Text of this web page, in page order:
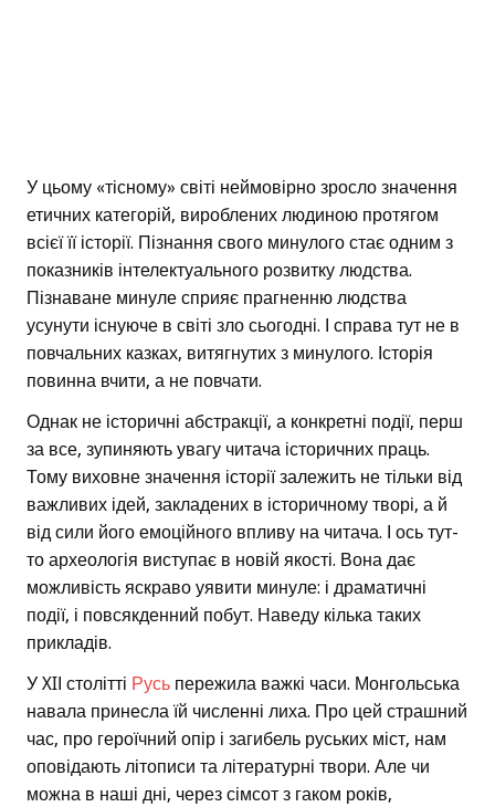
У цьому «тісному» світі неймовірно зросло значення
етичних категорій, вироблених людиною протягом
всієї її історії. Пізнання свого минулого стає одним з
показників інтелектуального розвитку людства.
Пізнаване минуле сприяє прагненню людства
усунути існуюче в світі зло сьогодні. І справа тут не в
повчальних казках, витягнутих з минулого. Історія
повинна вчити, а не повчати.
Однак не історичні абстракції, а конкретні події, перш
за все, зупиняють увагу читача історичних праць.
Тому виховне значення історії залежить не тільки від
важливих ідей, закладених в історичному творі, а й
від сили його емоційного впливу на читача. І ось тут-
то археологія виступає в новій якості. Вона дає
можливість яскраво уявити минуле: і драматичні
події, і повсякденний побут. Наведу кілька таких
прикладів.
У XIІ столітті Русь пережила важкі часи. Монгольська
навала принесла їй численні лиха. Про цей страшний
час, про героїчний опір і загибель руських міст, нам
оповідають літописи та літературні твори. Але чи
можна в наші дні, через сімсот з гаком років,